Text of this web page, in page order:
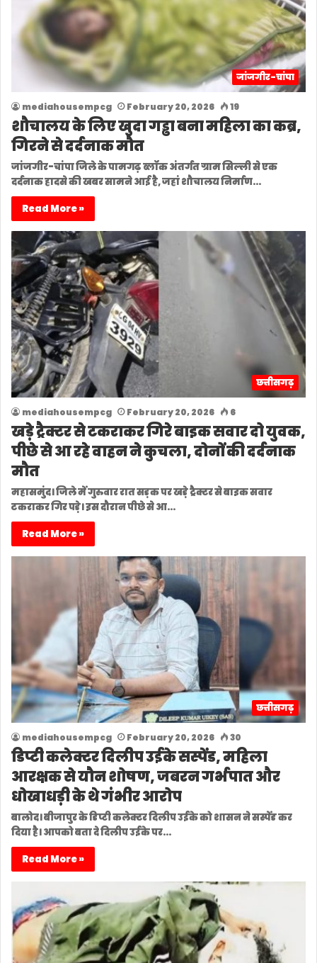
जांजगीर-चांपा
mediahousempcg February 20, 2026 19
शौचालय के लिए खुदा गड्ढा बना महिला का कब्र,
गिरने से दर्दनाक मौत
जांजगीर-चांपा जिले के पामगढ़ ब्लॉक अंतर्गत ग्राम सिल्ली से एक
दर्दनाक हादसे की खबर सामने आई है, जहां शौचालय निर्माण…
Read More »
छत्तीसगढ़
mediahousempcg February 20, 2026 6
खड़े ट्रैक्टर से टकराकर गिरे बाइक सवार दो युवक,
पीछे से आ रहे वाहन ने कुचला, दोनों की दर्दनाक
मौत
महासमुंद। जिले में गुरुवार रात सड़क पर खड़े ट्रैक्टर से बाइक सवार
टकराकर गिर पड़े। इस दौरान पीछे से आ…
Read More »
छत्तीसगढ़
mediahousempcg February 20, 2026 30
डिप्टी कलेक्टर दिलीप उईके सस्पेंड, महिला
आरक्षक से यौन शोषण, जबरन गर्भपात और
धोखाधड़ी के थे गंभीर आरोप
बालोद। बीजापुर के डिप्टी कलेक्टर दिलीप उईके को शासन ने सस्पेंड कर
दिया है। आपको बता दे दिलीप उईके पर…
Read More »